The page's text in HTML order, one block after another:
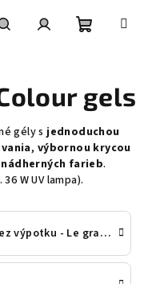
košík
Colour gels
gély sjednoduchou
, výbornou krycou
farieb.
W UV lampa).
Jednovrstvové farebné gély bez výpotku - Le grande